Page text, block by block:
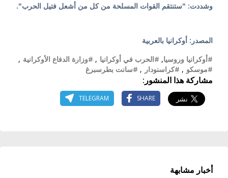
وشددت: "ستنتقم القوات المسلحة من كل من أشعل فتيل الحرب".
المصدر: أوكرانيا بالعربية
#أوكرانيا وروسيا, #الحرب في أوكرانيا , #وزارة الدفاع الأوكرانية ,
#موسكو , #كراسنودار , #سانت بطرسبرغ
مشاركة هذا المنشور:
SHARE
TELEGRAM
أخبار مشابهة